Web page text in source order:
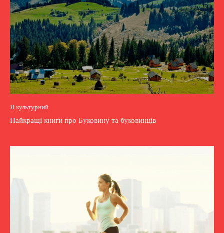
Я культурний
Найкращі книги про Буковину та буковинців